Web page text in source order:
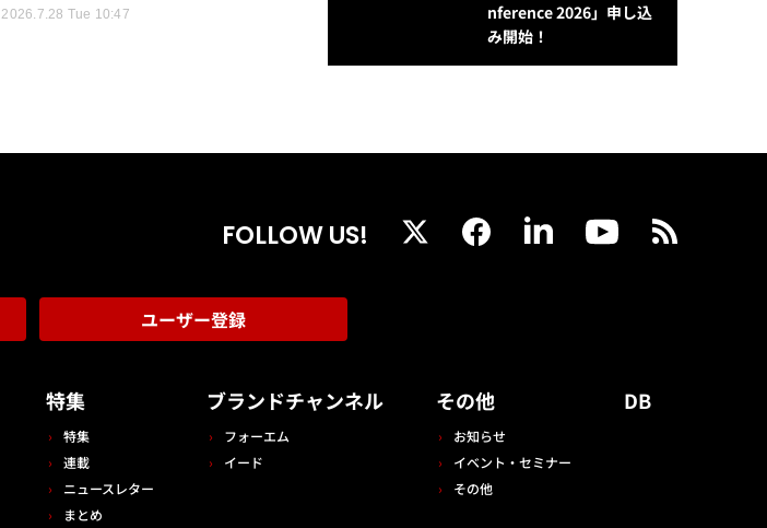
2026.7.28 Tue 10:47
nference 2026」申し込
み開始！
FOLLOW US!
ユーザー登録
特集
特集
連載
ニュースレター
まとめ
ブランドチャンネル
フォーエム
イード
その他
お知らせ
イベント・セミナー
その他
DB